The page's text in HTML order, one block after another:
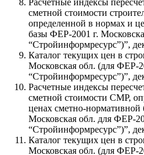
сметной стоимости
определенной в нормах и
базы ФЕР-2001 г.
“Стройинформресурс”)”,
Каталог текущих цен в
Московская обл. (для ФЕР-
“Стройинформресурс”)”,
Расчетные индексы
сметной стоимости СМР,
ценах сметно-
Московская обл. для ФЕР-
“Стройинформресурс”)”,
Каталог текущих цен в
Московская обл. (для ФЕР-